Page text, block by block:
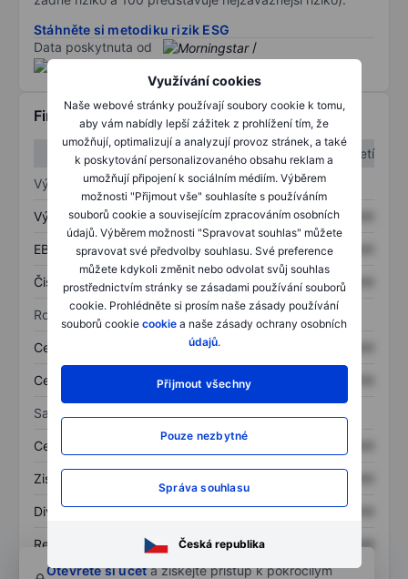
Využívání cookies
Naše webové stránky používají soubory cookie k tomu,
aby vám nabídly lepší zážitek z prohlížení tím, že
umožňují, optimalizují a analyzují provoz stránek, a také
k poskytování personalizovaného obsahu reklam a
umožňují připojení k sociálním médiím. Výběrem
možnosti "Přijmout vše" souhlasíte s používáním
souborů cookie a souvisejícím zpracováním osobních
údajů. Výběrem možnosti "Spravovat souhlas" můžete
spravovat své předvolby souhlasu. Své preference
můžete kdykoli změnit nebo odvolat svůj souhlas
prostřednictvím stránky se zásadami používání souborů
cookie. Prohlédněte si prosím naše zásady používání
souborů cookie cookie a naše zásady ochrany osobních
údajů.
Přijmout všechny
Pouze nezbytné
Správa souhlasu
Česká republika
Stáhněte si metodiku rizik ESG
Data poskytnuta od
/
Finanční informace
1. čtvrtletí
2. čtvrtletí
Výkaz zisku a ztráty
Výnos XXXXXXX XXXXXXX
EBITDA XXXXXXX XXXXXXX
Čistý příjem XXXXXXX XXXXXXX
Rozvaha
Celková aktiva XXXXXXX
Celkový dluh XXXXXXX
Sazby
Cena/tržby XXXXXXX
Zisk na akcii
Dividenda na akcii XXXXXXX XXXXXXX
Rentabilita kapitálu XXXXXXX
XXXXXXX
Otevřete si účeta získejte přístup k pokročilým